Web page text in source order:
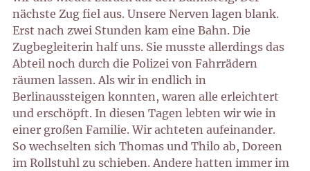
nächste Zug fiel aus. Unsere Nerven lagen blank.
Erst nach zwei Stunden kam eine Bahn. Die
Zugbegleiterin half uns. Sie musste allerdings das
Abteil noch durch die Polizei von Fahrrädern
räumen lassen. Als wir in endlich in
Berlinaussteigen konnten, waren alle erleichtert
und erschöpft. In diesen Tagen lebten wir wie in
einer großen Familie. Wir achteten aufeinander.
So wechselten sich Thomas und Thilo ab, Doreen
im Rollstuhl zu schieben. Andere hatten immer im